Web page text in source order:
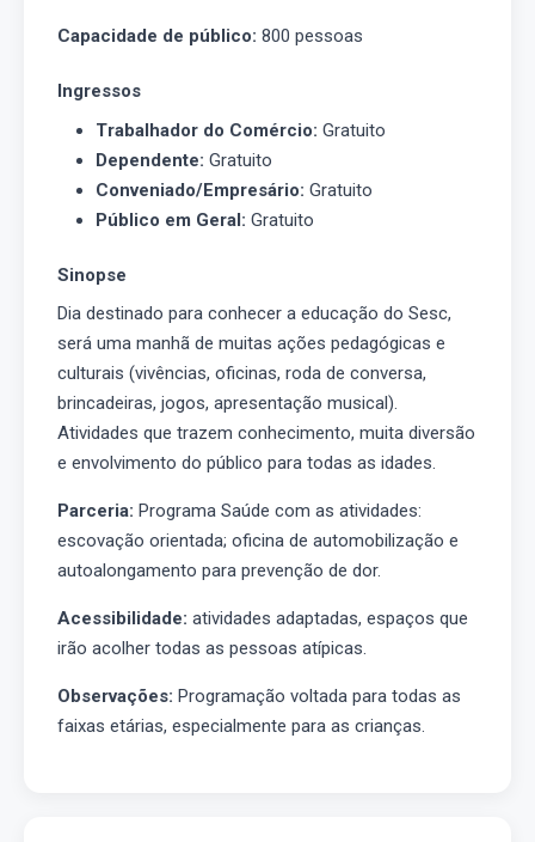
Capacidade de público: 800 pessoas
Ingressos
Trabalhador do Comércio: Gratuito
Dependente: Gratuito
Conveniado/Empresário: Gratuito
Público em Geral: Gratuito
Sinopse
Dia destinado para conhecer a educação do Sesc,
será uma manhã de muitas ações pedagógicas e
culturais (vivências, oficinas, roda de conversa,
brincadeiras, jogos, apresentação musical).
Atividades que trazem conhecimento, muita diversão
e envolvimento do público para todas as idades.
Parceria: Programa Saúde com as atividades:
escovação orientada; oficina de automobilização e
autoalongamento para prevenção de dor.
Acessibilidade: atividades adaptadas, espaços que
irão acolher todas as pessoas atípicas.
Observações: Programação voltada para todas as
faixas etárias, especialmente para as crianças.